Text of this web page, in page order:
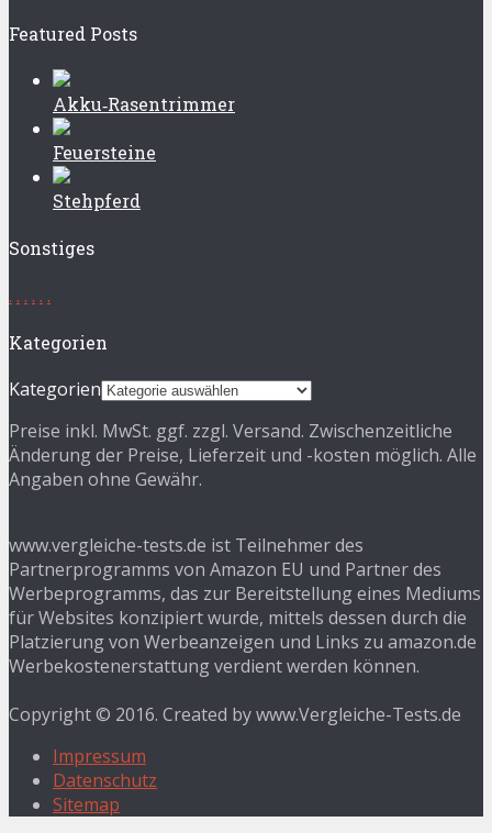
Featured Posts
Akku‑Rasentrimmer
Feuersteine
Stehpferd
Sonstiges
. . . . . .
Kategorien
Kategorien
Preise inkl. MwSt. ggf. zzgl. Versand. Zwischenzeitliche
Änderung der Preise, Lieferzeit und -kosten möglich. Alle
Angaben ohne Gewähr.
www.vergleiche-tests.de ist Teilnehmer des
Partnerprogramms von Amazon EU und Partner des
Werbeprogramms, das zur Bereitstellung eines Mediums
für Websites konzipiert wurde, mittels dessen durch die
Platzierung von Werbeanzeigen und Links zu amazon.de
Werbekostenerstattung verdient werden können.
Copyright © 2016. Created by www.Vergleiche-Tests.de
Impressum
Datenschutz
Sitemap